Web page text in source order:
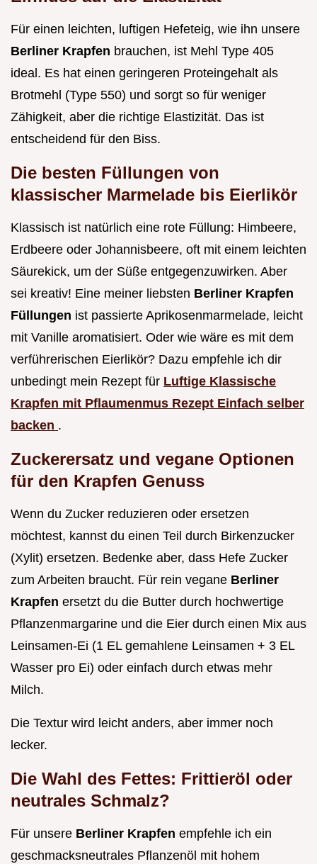
Für einen leichten, luftigen Hefeteig, wie ihn unsere
Berliner Krapfen brauchen, ist Mehl Type 405
ideal. Es hat einen geringeren Proteingehalt als
Brotmehl (Type 550) und sorgt so für weniger
Zähigkeit, aber die richtige Elastizität. Das ist
entscheidend für den Biss.
Die besten Füllungen von
klassischer Marmelade bis Eierlikör
Klassisch ist natürlich eine rote Füllung: Himbeere,
Erdbeere oder Johannisbeere, oft mit einem leichten
Säurekick, um der Süße entgegenzuwirken. Aber
sei kreativ! Eine meiner liebsten Berliner Krapfen
Füllungen ist passierte Aprikosenmarmelade, leicht
mit Vanille aromatisiert. Oder wie wäre es mit dem
verführerischen Eierlikör? Dazu empfehle ich dir
unbedingt mein Rezept für Luftige Klassische
Krapfen mit Pflaumenmus Rezept Einfach selber
backen .
Zuckerersatz und vegane Optionen
für den Krapfen Genuss
Wenn du Zucker reduzieren oder ersetzen
möchtest, kannst du einen Teil durch Birkenzucker
(Xylit) ersetzen. Bedenke aber, dass Hefe Zucker
zum Arbeiten braucht. Für rein vegane Berliner
Krapfen ersetzt du die Butter durch hochwertige
Pflanzenmargarine und die Eier durch einen Mix aus
Leinsamen-Ei (1 EL gemahlene Leinsamen + 3 EL
Wasser pro Ei) oder einfach durch etwas mehr
Milch.
Die Textur wird leicht anders, aber immer noch
lecker.
Die Wahl des Fettes: Frittieröl oder
neutrales Schmalz?
Für unsere Berliner Krapfen empfehle ich ein
geschmacksneutrales Pflanzenöl mit hohem